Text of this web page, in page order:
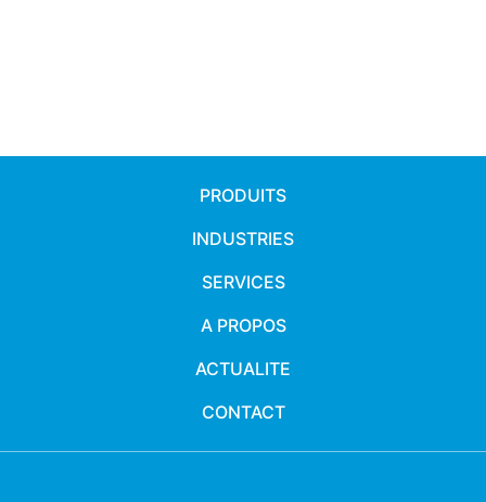
PRODUITS
INDUSTRIES
SERVICES
A PROPOS
ACTUALITE
CONTACT